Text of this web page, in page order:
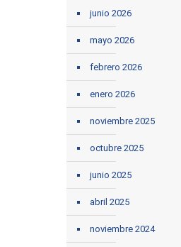
junio 2026
mayo 2026
febrero 2026
enero 2026
noviembre 2025
octubre 2025
junio 2025
abril 2025
noviembre 2024